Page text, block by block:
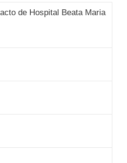
de Hospital Beata Maria